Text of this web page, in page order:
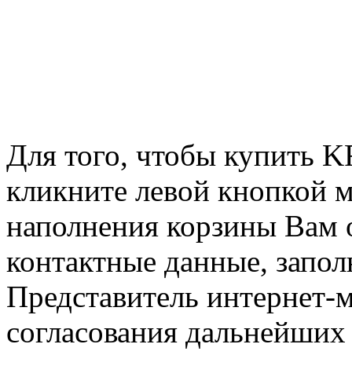
Для того, чтобы купить
кликните левой
наполнения корзины Вам
контактные данные,
Представитель
согласования